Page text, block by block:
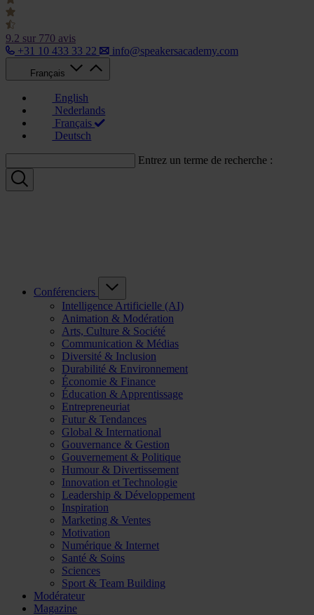
9.2 sur 770 avis
+31 10 433 33 22
info@speakersacademy.com
Français
English
Nederlands
Français
Deutsch
Entrez un terme de recherche :
Conférenciers
Intelligence Artificielle (AI)
Animation & Modération
Arts, Culture & Société
Communication & Médias
Diversité & Inclusion
Durabilité & Environnement
Économie & Finance
Éducation & Apprentissage
Entrepreneuriat
Futur & Tendances
Global & International
Gouvernance & Gestion
Gouvernement & Politique
Humour & Divertissement
Innovation et Technologie
Leadership & Développement
Inspiration
Marketing & Ventes
Motivation
Numérique & Internet
Santé & Soins
Sciences
Sport & Team Building
Modérateur
Magazine